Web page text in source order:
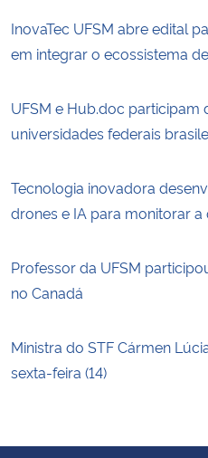
InovaTec UFSM abre edital
em integrar o ecossistema
UFSM e Hub.doc participam
universidades federais
Tecnologia inovadora
drones e IA para monitorar
Professor da UFSM
no Canadá
Ministra do STF Cármen
sexta-feira (14)